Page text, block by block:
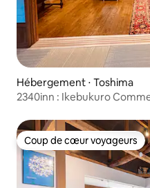
Hébergement ⋅ Toshima
2340inn : Ikebukuro
55 ！, tatami japonais +
Coup de cœur voyageurs
Coup de cœur voyageurs